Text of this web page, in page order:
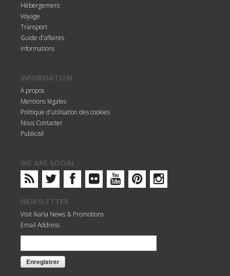
Hébergement
Voyage
Transport
Guide d'affaires
Informations
INFORMATION
À propos
Mentions légales
Politique d'utilisation des cookies
Nous Contacter
Publicité
WE ARE SOCIAL
NEWSLETTER
Visit Ikaria News & Promotions
Email Address